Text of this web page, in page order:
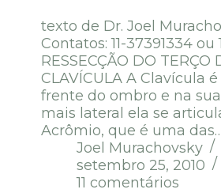
texto de Dr. Joel
Contatos: 11-37391334 ou
RESSECÇÃO DO TERÇO
CLAVÍCULA A Clavícula
frente do ombro e na
mais lateral ela se
Acrômio, que é uma
Joel Murachovsky
setembro 25, 2010
11 comentários